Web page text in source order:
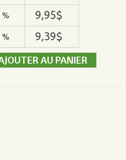
% 9,95$
% 9,39$
AU PANIER